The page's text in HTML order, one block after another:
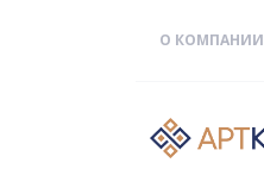
О КОМПАНИИ